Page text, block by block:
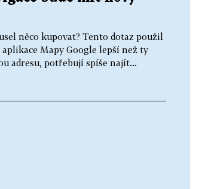
něco kupovat? Tento dotaz použil
Mapy Google lepší než ty
adresu, potřebují spíše najít...